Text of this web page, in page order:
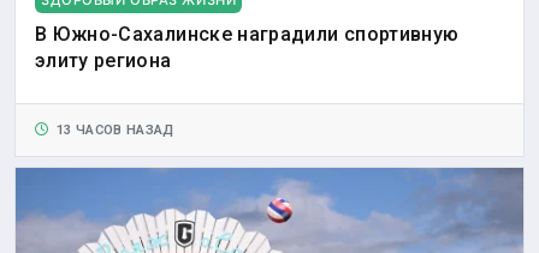
В Южно-Сахалинске наградили спортивную
элиту региона
13 ЧАСОВ НАЗАД